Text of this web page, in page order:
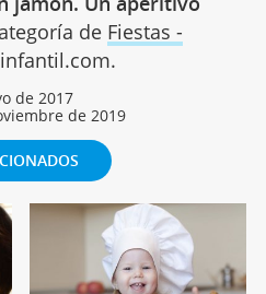
de Fiestas -
de 2017
de 2019